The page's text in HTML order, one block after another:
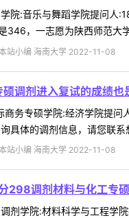
院:音乐与舞蹈学院提问
346，一志愿为陕西师范大
站小编 海南大学 2022-11-08
调剂进入复试的成绩也
商务专硕学院:经济学院提
具体的调剂信息，请您联
站小编 海南大学 2022-11-08
298调剂材料与化工专
剂学院:材料科学与工程学